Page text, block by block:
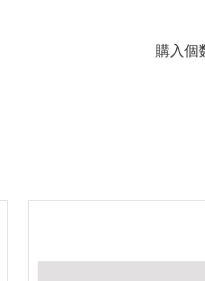
購入個